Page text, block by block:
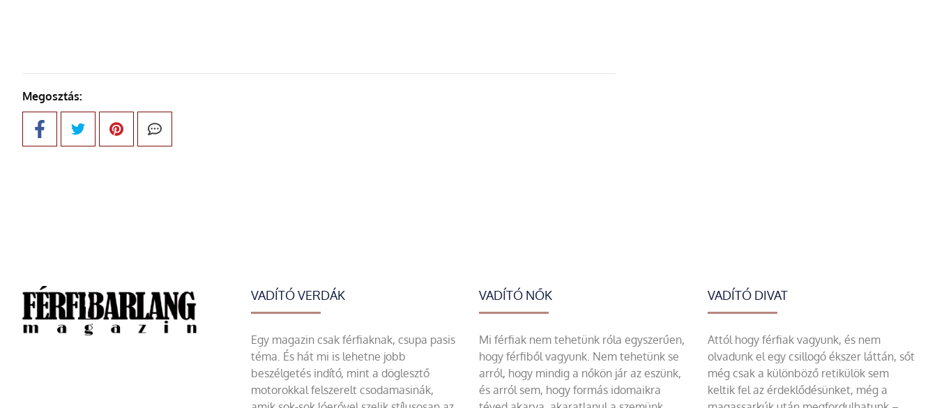
Megosztás:
VADÍTÓ VERDÁK
Egy magazin csak férfiaknak, csupa pasis
téma. És hát mi is lehetne jobb
beszélgetés indító, mint a döglesztő
motorokkal felszerelt csodamasinák,
VADÍTÓ NŐK
Mi férfiak nem tehetünk róla egyszerűen,
hogy férfiből vagyunk. Nem tehetünk se
arról, hogy mindig a nőkön jár az eszünk,
és arról sem, hogy formás idomaikra
VADÍTÓ DIVAT
Attól hogy férfiak vagyunk, és nem
olvadunk el egy csillogó ékszer láttán, sőt
még csak a különböző retikülök sem
keltik fel az érdeklődésünket, még a